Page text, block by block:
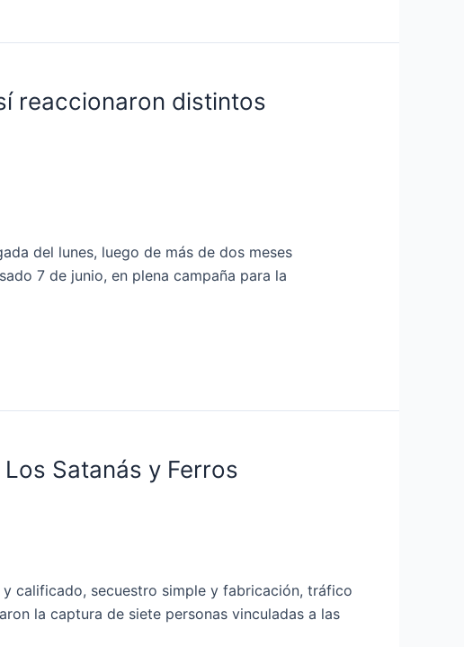
reaccionaron distintos
del lunes, luego de más de dos meses
7 de junio, en plena campaña para la
Satanás y Ferros
calificado, secuestro simple y fabricación, tráfico
la captura de siete personas vinculadas a las